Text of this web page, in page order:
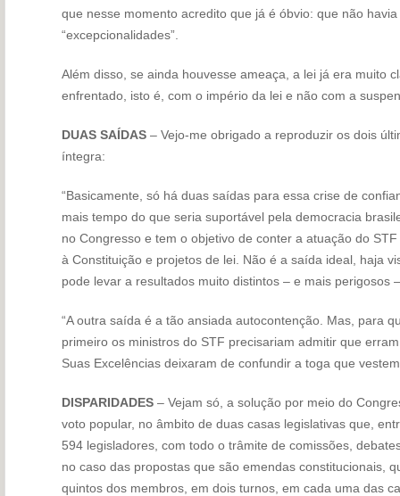
que nesse momento acredito que já é óbvio: que não
“excepcionalidades”.
Além disso, se ainda houvesse ameaça, a lei já era muito
enfrentado, isto é, com o império da lei e não com a
DUAS SAÍDAS– Vejo-me obrigado a reproduzir os dois
íntegra:
“Basicamente, só há duas saídas para essa crise de
mais tempo do que seria suportável pela democracia
no Congresso e tem o objetivo de conter a atuação do
à Constituição e projetos de lei. Não é a saída ideal, haja
pode levar a resultados muito distintos – e mais perigosos
“A outra saída é a tão ansiada autocontenção. Mas, para
primeiro os ministros do STF precisariam admitir que
Suas Excelências deixaram de confundir a toga que
DISPARIDADES– Vejam só, a solução por meio do
voto popular, no âmbito de duas casas legislativas que,
594 legisladores, com todo o trâmite de comissões,
no caso das propostas que são emendas constitucionais,
quintos dos membros, em dois turnos, em cada uma das